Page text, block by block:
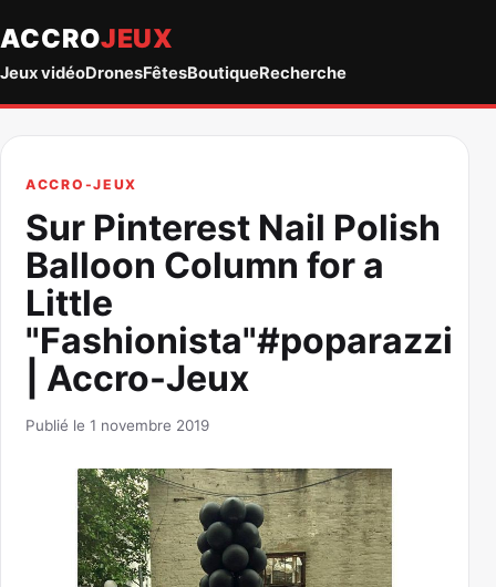
ACCROJEUX
Jeux vidéoDronesFêtesBoutiqueRecherche
ACCRO-JEUX
Sur Pinterest Nail Polish
Balloon Column for a
Little
"Fashionista"#poparazzi
| Accro-Jeux
Publié le 1 novembre 2019